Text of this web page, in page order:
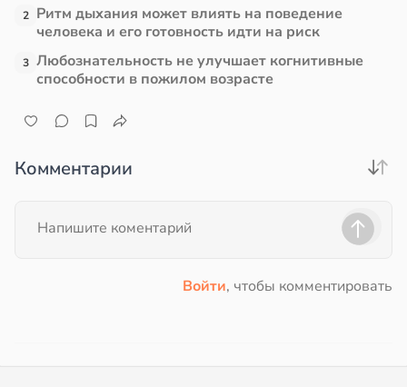
2 Ритм дыхания может влиять на поведение
человека и его готовность идти на риск
3 Любознательность не улучшает когнитивные
способности в пожилом возрасте
Комментарии
Войти, чтобы комментировать